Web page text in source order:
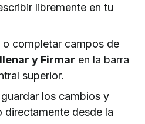
libremente en tu
o completar campos de
y Firmar en la barra
superior.
los cambios y
directamente desde la